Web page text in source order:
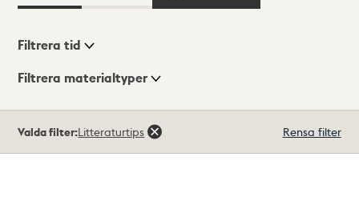
Visningsläge
Filtrera tid
Filtrera materialtyper
träffar
Valda filter:Litteraturtips Rensa filter